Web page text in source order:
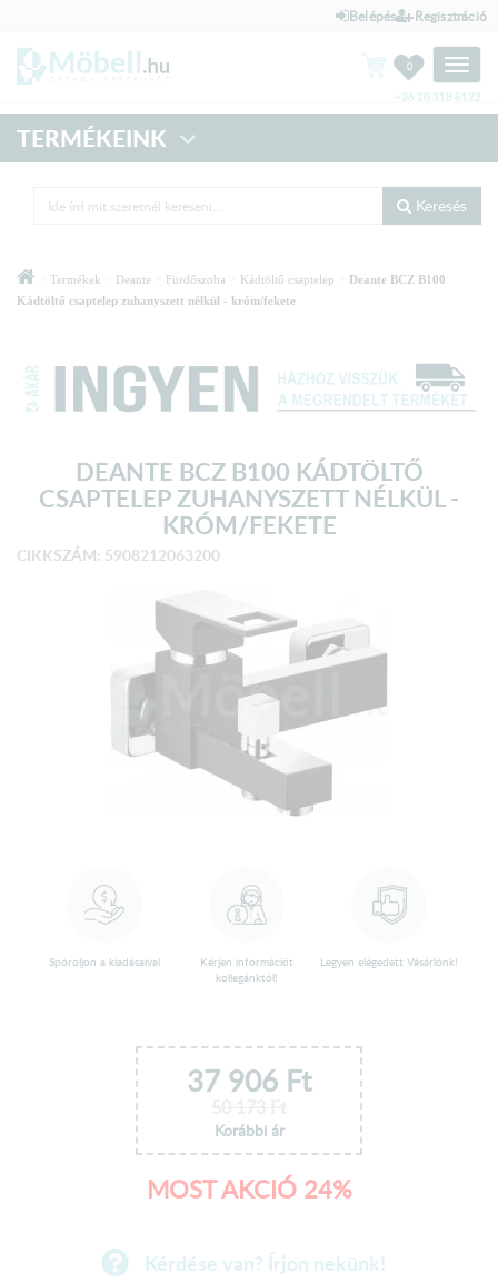
Belépés Regisztráció
Toggle
0
+36 20 318 8122
TERMÉKEINK
Keresés
Termékek Deante Fürdőszoba Kádtöltő csaptelep
Deante BCZ B100
Kádtöltő csaptelep zuhanyszett nélkül - króm/fekete
DEANTE BCZ B100 KÁDTÖLTŐ
CSAPTELEP ZUHANYSZETT NÉLKÜL -
KRÓM/FEKETE
CIKKSZÁM: 5908212063200
Spóroljon a kiadásaival
Kérjen információt
kollegánktól!
Legyen elégedett Vásárlónk!
37 906 Ft
Korábbi ár
MOST AKCIÓ 24%
Kérdése van? Írjon nekünk!